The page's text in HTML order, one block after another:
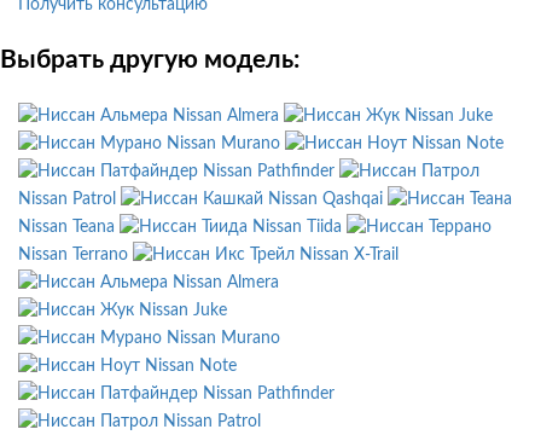
Получить консультацию
Выбрать другую модель:
Nissan Almera
Nissan Juke
Nissan Murano
Nissan Note
Nissan Pathfinder
Nissan Patrol
Nissan Qashqai
Nissan Teana
Nissan Tiida
Nissan Terrano
Nissan X-Trail
Nissan Almera
Nissan Juke
Nissan Murano
Nissan Note
Nissan Pathfinder
Nissan Patrol